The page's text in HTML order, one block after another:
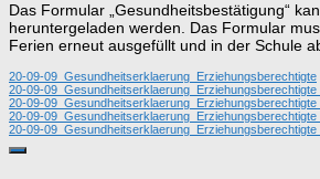
Das Formular „Gesundheitsbestätigung“
heruntergeladen werden. Das Formular
Ferien erneut ausgefüllt und in der Schule
20-09-09_Gesundheitserklaerung_Erziehungsberechtigte
20-09-
20-09-
20-09-
20-09-